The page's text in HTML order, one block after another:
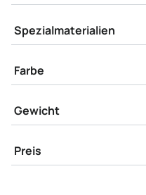
Spezialmaterialien
Farbe
Gewicht
Preis